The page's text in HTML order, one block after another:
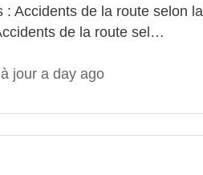
Accidents de la route selon la
de la route sel…
jour a day ago